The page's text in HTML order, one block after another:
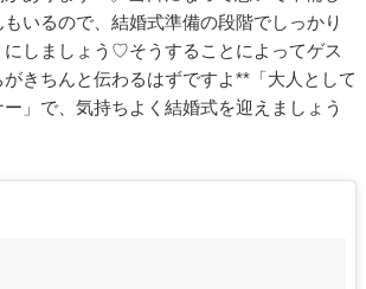
いるので、結婚式準備の段階でしっかり
にしましょう♡そうすることによってゲス
がきちんと伝わるはずですよ**「大人として
」で、気持ちよく結婚式を迎えましょう